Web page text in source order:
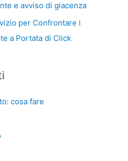
e avviso di giacenza
per Confrontare i
a Portata di Click
cosa fare